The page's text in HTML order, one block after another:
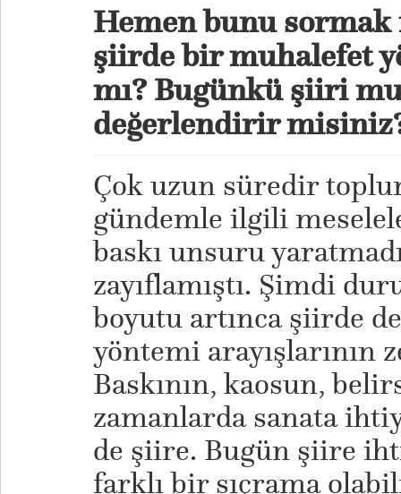
Hemen bunu
şiirde bir muhalefet
mı? Bugünkü şiiri
değerlendirir
Çok uzun süredir
gündemle ilgili
baskı unsuru
zayıflamıştı. Şimdi
boyutu artınca şiirde
yöntemi arayışlarının
Baskının, kaosun,
zamanlarda sanata
de şiire. Bugün şiire
farklı bir sıçrama